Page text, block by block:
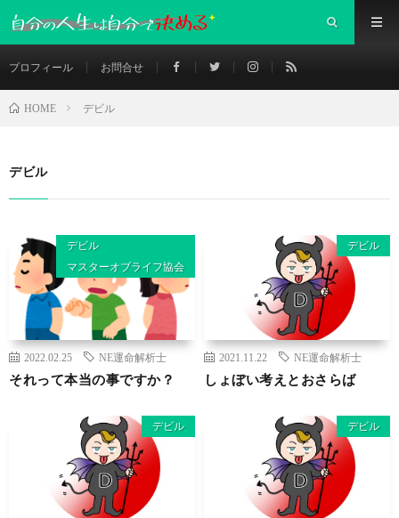
プロフィール お問合せ
HOME デビル
デビル
デビル
マスターオブライフ協会
2022.02.25 NE運命解析士
それって本当の事ですか？
デビル
2021.11.22 NE運命解析士
しょぼい考えとおさらば
デビル デビル